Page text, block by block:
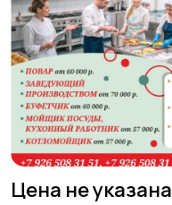
Цена не указана